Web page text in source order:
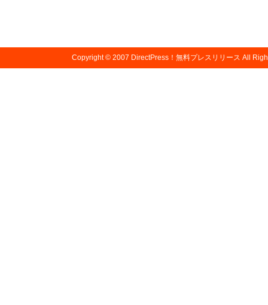
Copyright © 2007 DirectPress！無料プレスリリース All